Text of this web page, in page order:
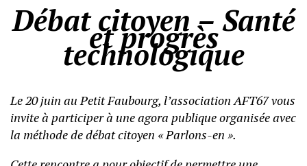
Débat citoyen – Santé
et progrès
technologique
Le 20 juin au Petit Faubourg, l’association AFT67 vous
invite à participer à une agora publique organisée avec
la méthode de débat citoyen « Parlons-en ».